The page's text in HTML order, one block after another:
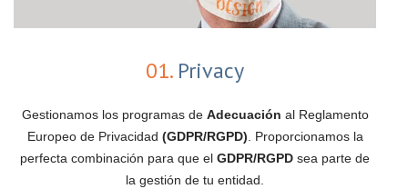
01.Privacy
Gestionamos los programas de Adecuación al Reglamento
Europeo de Privacidad (GDPR/RGPD). Proporcionamos la
perfecta combinación para que el GDPR/RGPD sea parte de
la gestión de tu entidad.